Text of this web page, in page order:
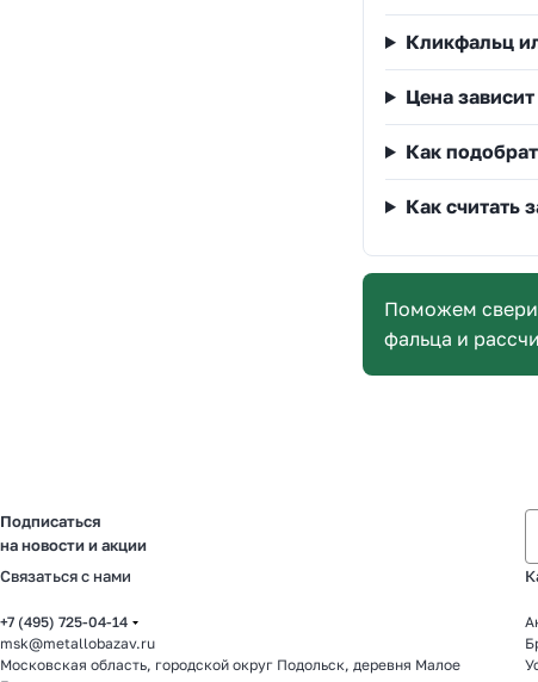
Кликфальц
Цена зависит
Как
Как считать
Поможем
фальца и
Подписаться
на новости и акции
Связаться с нами
+7 (495) 725-04-14
msk@metallobazav.ru
Московская область, городской округ Подольск, деревня Малое